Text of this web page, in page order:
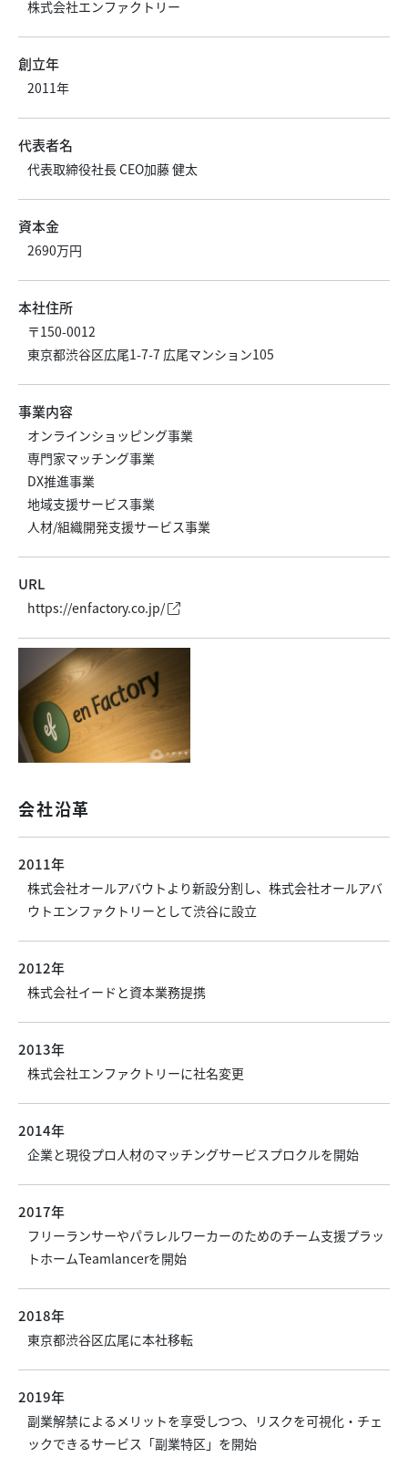
株式会社エンファクトリー
創立年
2011年
代表者名
代表取締役社長 CEO加藤 健太
資本金
2690万円
本社住所
〒150-0012
東京都渋谷区広尾1-7-7 広尾マンション105
事業内容
オンラインショッピング事業
専門家マッチング事業
DX推進事業
地域支援サービス事業
人材/組織開発支援サービス事業
URL
https://enfactory.co.jp/
会社沿革
2011年
株式会社オールアバウトより新設分割し、株式会社オールアバ
ウトエンファクトリーとして渋谷に設立
2012年
株式会社イードと資本業務提携
2013年
株式会社エンファクトリーに社名変更
2014年
企業と現役プロ人材のマッチングサービスプロクルを開始
2017年
フリーランサーやパラレルワーカーのためのチーム支援プラッ
トホームTeamlancerを開始
2018年
東京都渋谷区広尾に本社移転
2019年
副業解禁によるメリットを享受しつつ、リスクを可視化・チェ
ックできるサービス「副業特区」を開始